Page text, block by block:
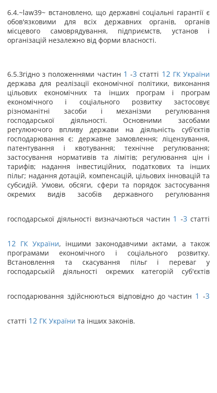
6.4.~law39~ встановлено, що державні соціальні гарантії є
обов'язковими для всіх державних органів, органів
місцевого самоврядування, підприємств, установ і
організацій незалежно від форми власності.
6.5.Згідно з положеннями частин 1 -3 статті 12 ГК України
держава для реалізації економічної політики, виконання
цільових економічних та інших програм і програм
економічного і соціального розвитку застосовує
різноманітні засоби і механізми регулювання
господарської діяльності. Основними засобами
регулюючого впливу держави на діяльність суб'єктів
господарювання є: державне замовлення; ліцензування,
патентування і квотування; технічне регулювання;
застосування нормативів та лімітів; регулювання цін і
тарифів; надання інвестиційних, податкових та інших
пільг; надання дотацій, компенсацій, цільових інновацій та
субсидій. Умови, обсяги, сфери та порядок застосування
окремих видів засобів державного регулювання
господарської діяльності визначаються частин 1 -3 статті
12 ГК України, іншими законодавчими актами, а також
програмами економічного і соціального розвитку.
Встановлення та скасування пільг і переваг у
господарській діяльності окремих категорій суб'єктів
господарювання здійснюються відповідно до частин 1 -3
статті 12 ГК України та інших законів.